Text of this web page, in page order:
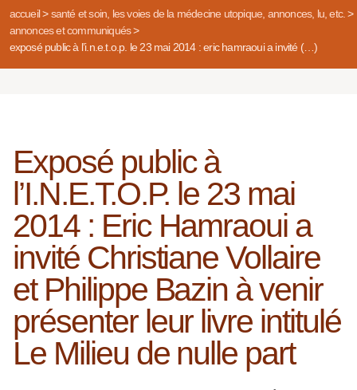
accueil> santé et soin, les voies de la médecine utopique, annonces, lu, etc.>
annonces et communiqués>
exposé public à l’i.n.e.t.o.p. le 23 mai 2014 : eric hamraoui a invité (…)
Exposé public à
l’I.N.E.T.O.P. le 23 mai
2014 : Eric Hamraoui a
invité Christiane Vollaire
et Philippe Bazin à venir
présenter leur livre intitulé
Le Milieu de nulle part